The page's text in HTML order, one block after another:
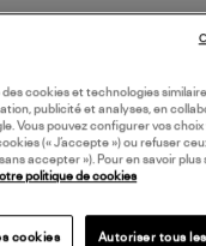
cookies et technologies
publicité et analyses, en
Vous pouvez configurer vos choix
(« J’accepte ») ou refuser
accepter »). Pour en savoir plus
politique de cookies
cookies Autoriser tous